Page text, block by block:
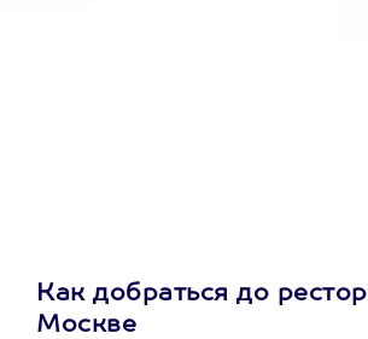
Как добраться до
Москве